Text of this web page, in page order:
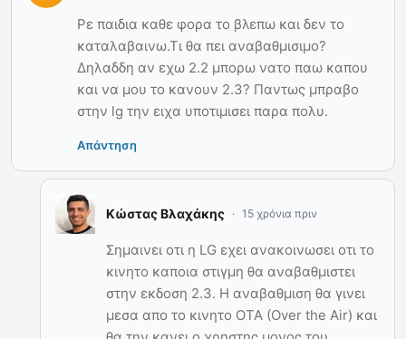
Ρε παιδια καθε φορα το βλεπω και δεν το
καταλαβαινω.Τι θα πει αναβαθμισιμο?
Δηλαδδη αν εχω 2.2 μπορω νατο παω καπου
και να μου το κανουν 2.3? Παντως μπραβο
στην lg την ειχα υποτιμισει παρα πολυ.
Απάντηση
Κώστας Βλαχάκης 15 χρόνια πριν
Σημαινει οτι η LG εχει ανακοινωσει οτι το
κινητο καποια στιγμη θα αναβαθμιστει
στην εκδοση 2.3. Η αναβαθμιση θα γινει
μεσα απο το κινητο OTA (Over the Air) και